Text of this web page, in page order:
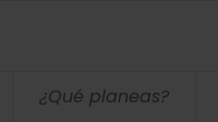
¿Qué planeas?